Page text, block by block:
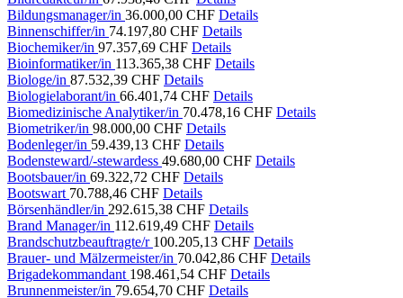
Bildungsmanager/in 36.000,00 CHF Details
Binnenschiffer/in 74.197,80 CHF Details
Biochemiker/in 97.357,69 CHF Details
Bioinformatiker/in 113.365,38 CHF Details
Biologe/in 87.532,39 CHF Details
Biologielaborant/in 66.401,74 CHF Details
Biomedizinische Analytiker/in 70.478,16 CHF Details
Biometriker/in 98.000,00 CHF Details
Bodenleger/in 59.439,13 CHF Details
Bodensteward/-stewardess 49.680,00 CHF Details
Bootsbauer/in 69.322,72 CHF Details
Bootswart 70.788,46 CHF Details
Börsenhändler/in 292.615,38 CHF Details
Brand Manager/in 112.619,49 CHF Details
Brandschutzbeauftragte/r 100.205,13 CHF Details
Brauer- und Mälzermeister/in 70.042,86 CHF Details
Brigadekommandant 198.461,54 CHF Details
Brunnenmeister/in 79.654,70 CHF Details